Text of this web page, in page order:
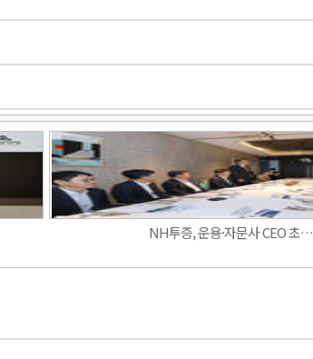
NH투증, 운용·자문사 CEO 초…